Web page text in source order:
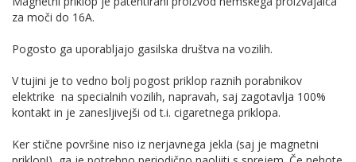
za moči do 16A.
Pogosto ga uporabljajo gasilska društva na vozilih.
V tujini je to vedno bolj pogost priklop raznih porabnikov
elektrike na specialnih vozilih, napravah, saj zagotavlja 100%
kontakt in je zanesljivejši od t.i. cigaretnega priklopa.
Ker stične površine niso iz nerjavnega jekla (saj je magnetni